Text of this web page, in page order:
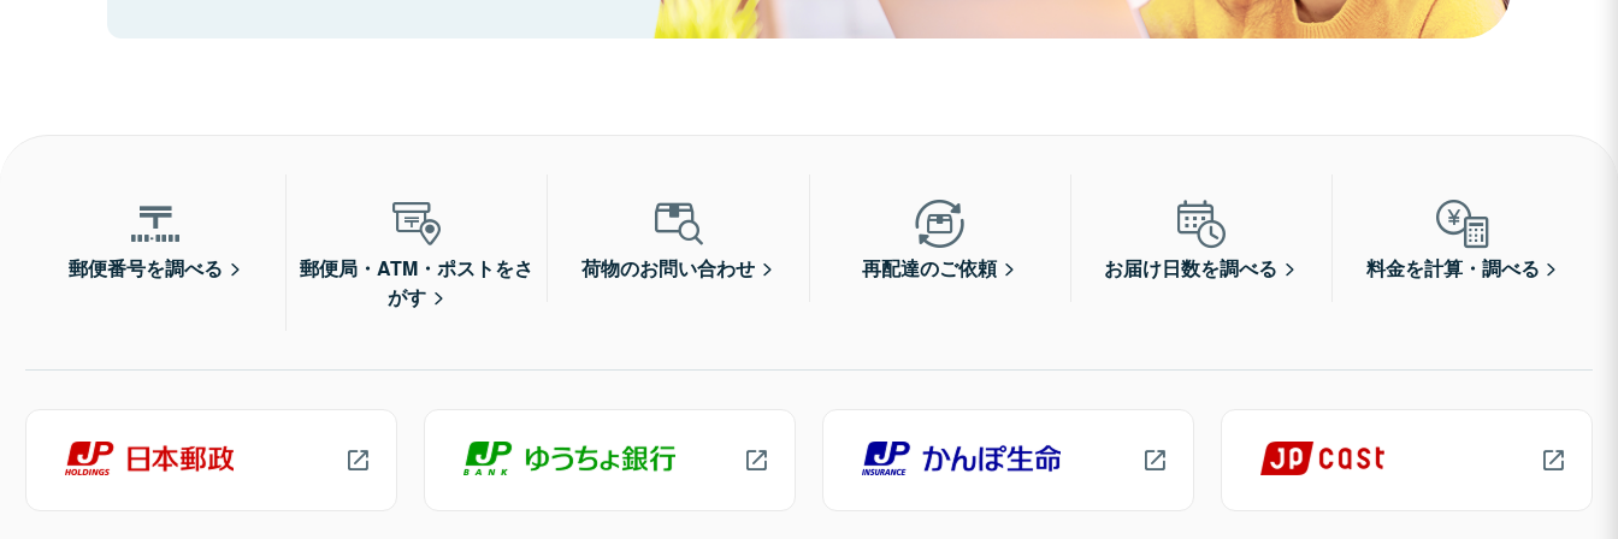
郵便番号を調べる
郵便局・ATM・ポストをさ
がす
荷物のお問い合わせ 再配達のご依頼 お届け日数を調べる 料金を計算・調べる